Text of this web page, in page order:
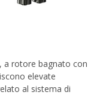
a rotore bagnato con
elevate
al sistema di